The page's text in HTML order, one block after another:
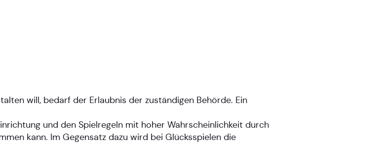
will, bedarf der Erlaubnis der zuständigen Behörde. Ein
und den Spielregeln mit hoher Wahrscheinlichkeit durch
kann. Im Gegensatz dazu wird bei Glücksspielen die